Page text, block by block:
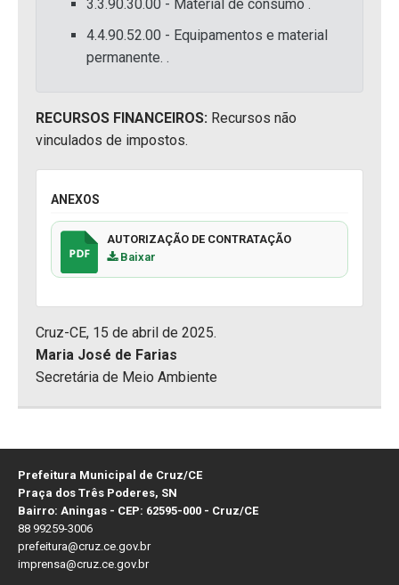
3.3.90.30.00 - Material de consumo .
4.4.90.52.00 - Equipamentos e material
permanente. .
RECURSOS FINANCEIROS: Recursos não
vinculados de impostos.
ANEXOS
AUTORIZAÇÃO DE CONTRATAÇÃO
Baixar
Cruz-CE, 15 de abril de 2025.
Maria José de Farias
Secretária de Meio Ambiente
Prefeitura Municipal de Cruz/CE
Praça dos Três Poderes, SN
Bairro: Aningas - CEP: 62595-000 - Cruz/CE
88 99259-3006
prefeitura@cruz.ce.gov.br
imprensa@cruz.ce.gov.br